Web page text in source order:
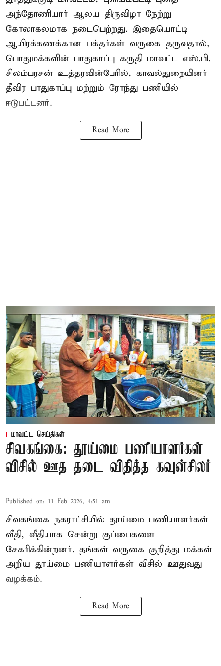
அந்தோணியார் ஆலய திருவிழா நேற்று
கோலாகலமாக நடைபெற்றது. இதையொட்டி
ஆயிரக்கணக்கான பக்தர்கள் வருகை தருவதால்,
பொதுமக்களின் பாதுகாப்பு கருதி மாவட்ட எஸ்.பி.
சிலம்பரசன் உத்தரவின்பேரில், காவல்துறையினர்
தீவிர பாதுகாப்பு மற்றும் ரோந்து பணியில்
ஈடுபட்டனர்.
Read More
மாவட்ட செய்திகள்
சிவகங்கை: தூய்மை பணியாளர்கள்
விசில் ஊத தடை விதித்த கவுன்சிலர்
Published on: 11 Feb 2026, 4:51 am
சிவகங்கை நகராட்சியில் தூய்மை பணியாளர்கள்
வீதி, வீதியாக சென்று குப்பைகளை
சேகரிக்கின்றனர். தங்கள் வருகை குறித்து மக்கள்
அறிய தூய்மை பணியாளர்கள் விசில் ஊதுவது
வழக்கம்.
Read More